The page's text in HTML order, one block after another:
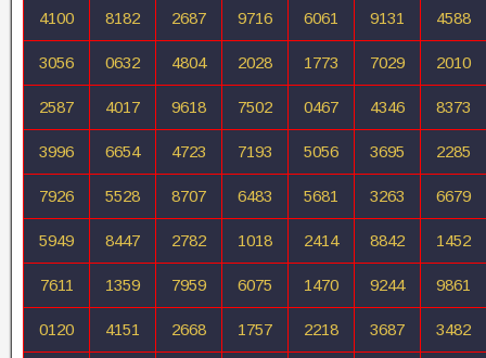
4100 8182 2687 9716 6061 9131 4588
3056 0632 4804 2028 1773 7029 2010
2587 4017 9618 7502 0467 4346 8373
3996 6654 4723 7193 5056 3695 2285
7926 5528 8707 6483 5681 3263 6679
5949 8447 2782 1018 2414 8842 1452
7611 1359 7959 6075 1470 9244 9861
0120 4151 2668 1757 2218 3687 3482